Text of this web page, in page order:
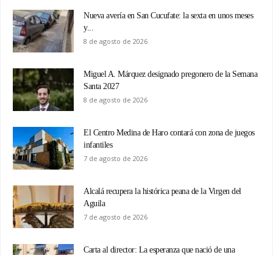
Nueva avería en San Cucufate: la sexta en unos meses
y...
8 de agosto de 2026
Miguel A. Márquez designado pregonero de la Semana
Santa 2027
8 de agosto de 2026
El Centro Medina de Haro contará con zona de juegos
infantiles
7 de agosto de 2026
Alcalá recupera la histórica peana de la Virgen del
Aguila
7 de agosto de 2026
Carta al director: La esperanza que nació de una